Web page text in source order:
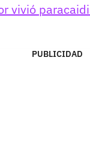
vivió
PUBLICIDAD